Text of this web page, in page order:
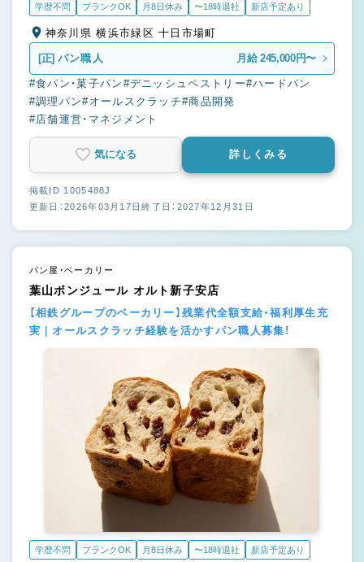
学歴不問 ブランクOK 月8日休み 〜18時退社 新店予定あり
神奈川県 横浜市緑区 十日市場町
[正] パン職人 月給 245,000円〜
#食パン・菓子パン #デニッシュペストリー#ハードパン
#調理パン#オールスクラッチ#商品開発
#店舗運営・マネジメント
気になる 詳しくみる
掲載ID 1005488J
更新日：2026年03月17日終了日：2027年12月31日
パン屋・ベーカリー
葉山ボンジュール オルト新子安店
【相鉄グループのベーカリー】残業代全額支給・福利厚生充
実｜オールスクラッチ経験を活かすパン職人募集！
学歴不問 ブランクOK 月8日休み 〜18時退社 新店予定あり